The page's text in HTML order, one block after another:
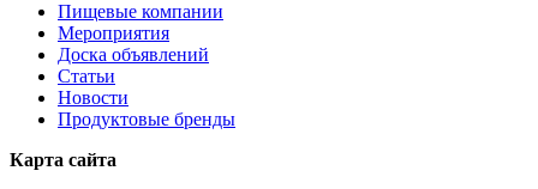
Пищевые компании
Мероприятия
Доска объявлений
Статьи
Новости
Продуктовые бренды
Карта сайта